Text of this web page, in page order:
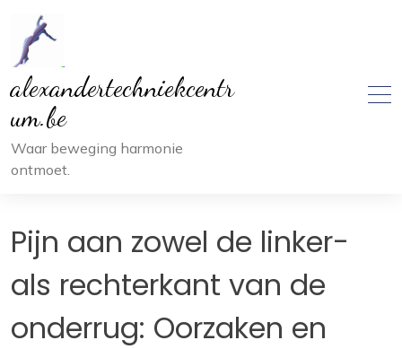
inhoud
alexandertechniekcentr
um.be
Waar beweging harmonie
ontmoet.
Pijn aan zowel de linker-
als rechterkant van de
onderrug: Oorzaken en